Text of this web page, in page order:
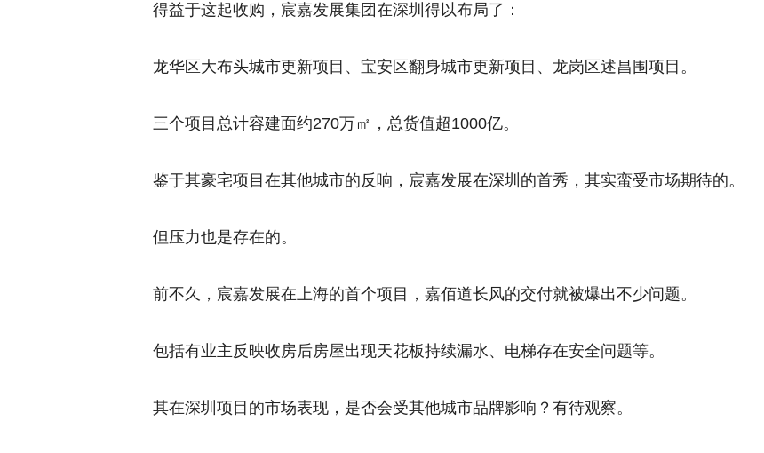
得益于这起收购，宸嘉发展集团在深圳得以布局了：
龙华区大布头城市更新项目、宝安区翻身城市更新项目、龙岗区述昌围项目。
三个项目总计容建面约270万㎡，总货值超1000亿。
鉴于其豪宅项目在其他城市的反响，宸嘉发展在深圳的首秀，其实蛮受市场期待的。
但压力也是存在的。
前不久，宸嘉发展在上海的首个项目，嘉佰道长风的交付就被爆出不少问题。
包括有业主反映收房后房屋出现天花板持续漏水、电梯存在安全问题等。
其在深圳项目的市场表现，是否会受其他城市品牌影响？有待观察。